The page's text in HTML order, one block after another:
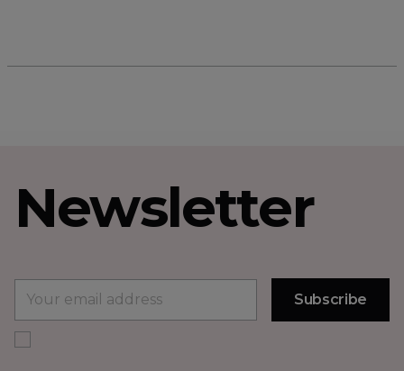
Newsletter